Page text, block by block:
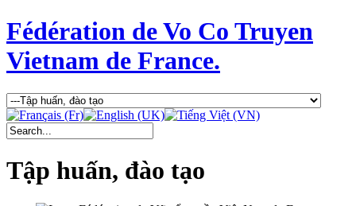
Fédération de Vo Co Truyen
Vietnam de France.
Tập huấn, đào tạo